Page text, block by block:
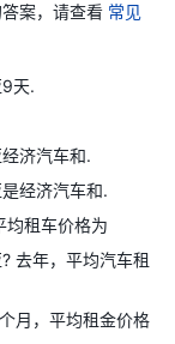
案，请查看 常见
天.
济汽车和.
经济汽车和.
均租车价格为
去年，平均汽车租
月，平均租金价格